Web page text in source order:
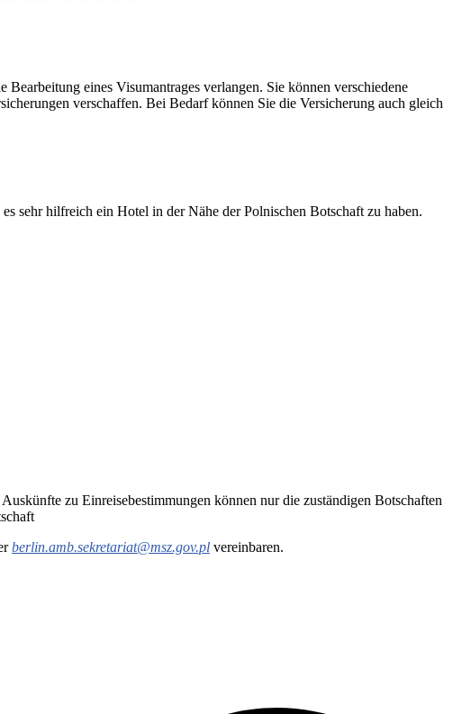
Bearbeitung eines Visumantrages verlangen. Sie können verschiedene
verschaffen. Bei Bedarf können Sie die Versicherung auch gleich
sehr hilfreich ein Hotel in der Nähe der Polnischen Botschaft zu haben.
zu Einreisebestimmungen können nur die zuständigen Botschaften
berlin.amb.sekretariat@msz.gov.pl vereinbaren.